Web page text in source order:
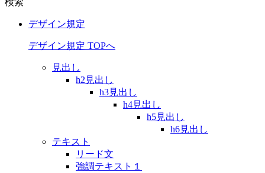
検索
デザイン規定
デザイン規定 TOPへ
見出し
h2見出し
h3見出し
h4見出し
h5見出し
h6見出し
テキスト
リード文
強調テキスト１